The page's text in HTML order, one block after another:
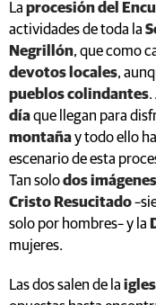
La procesión del
actividades de toda la
Negrillón, que como
devotos locales,
pueblos colindantes.
díaque llegan para
montañay todo ello
escenario de esta
Tan solodos
Cristo Resucitado
solo por hombres– y la
mujeres.
Las dos salen de la